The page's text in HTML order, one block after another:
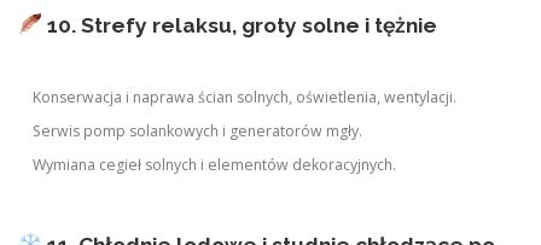
10. Strefy relaksu, groty solne i tężnie
Konserwacja i naprawa ścian solnych, oświetlenia, wentylacji.
Serwis pomp solankowych i generatorów mgły.
Wymiana cegieł solnych i elementów dekoracyjnych.